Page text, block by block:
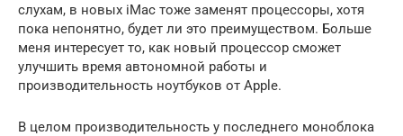
слухам, в новых iMac тоже заменят процессоры, хотя
пока непонятно, будет ли это преимуществом. Больше
меня интересует то, как новый процессор сможет
улучшить время автономной работы и
производительность ноутбуков от Apple.
В целом производительность у последнего моноблока